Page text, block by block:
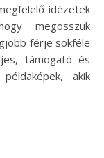
idézetek
megosszuk
férje sokféle
támogató és
akik